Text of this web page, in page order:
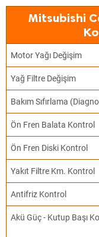
Mitsubishi
Motor Yağı Değişim
Yağ Filtre Değişim
Bakım Sıfırlama
Ön Fren Balata Kontrol
Ön Fren Diski Kontrol
Yakıt Filtre Km. Kontrol
Antifriz Kontrol
Akü Güç - Kutup Başı